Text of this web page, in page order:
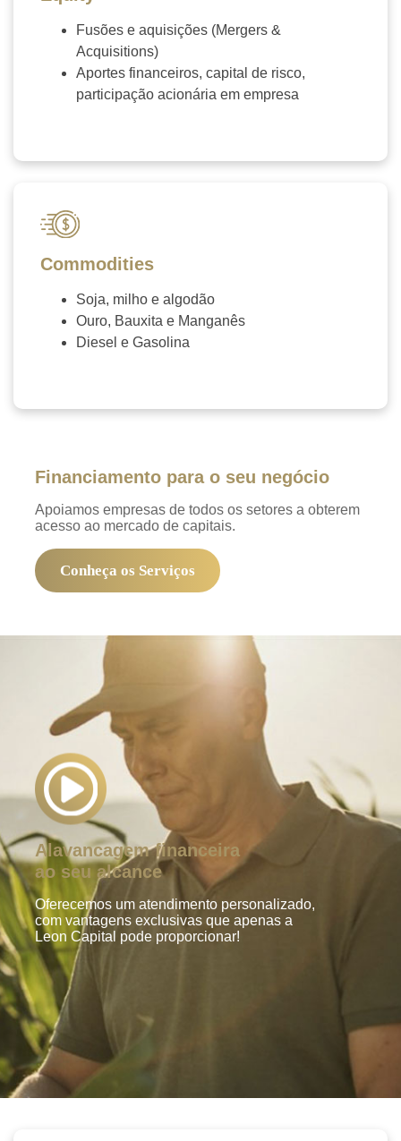
Fusões e aquisições (Mergers &
Acquisitions)
Aportes financeiros, capital de risco,
participação acionária em empresa
Commodities
Soja, milho e algodão
Ouro, Bauxita e Manganês
Diesel e Gasolina
Financiamento para o seu negócio
Apoiamos empresas de todos os setores a obterem
acesso ao mercado de capitais.
Conheça os Serviços
Alavancagem financeira
ao seu alcance
Oferecemos um atendimento personalizado,
com vantagens exclusivas que apenas a
Leon Capital pode proporcionar!